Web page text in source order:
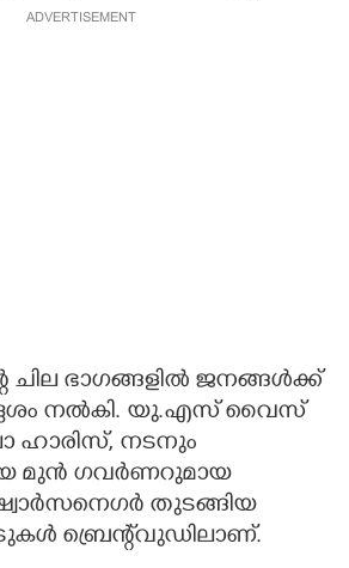
ADVERTISEMENT
ചില ഭാഗങ്ങളിൽ ജനങ്ങൾക്ക്
നൽകി. യു.എസ് വൈസ്
ഹാരിസ്, നടനും
മുൻ ഗവർണറുമായ
തുടങ്ങിയ
ബ്രെന്റ്‌വുഡിലാണ്.